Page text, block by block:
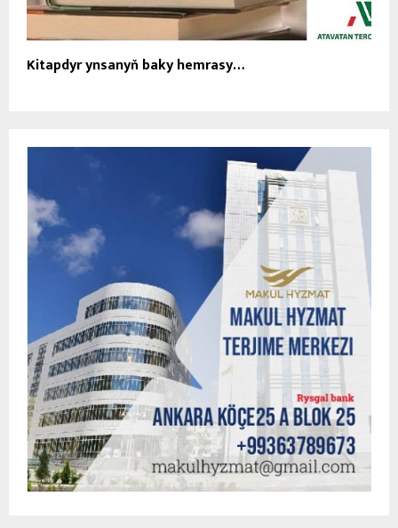
Kitapdyr ynsanyň baky hemrasy…